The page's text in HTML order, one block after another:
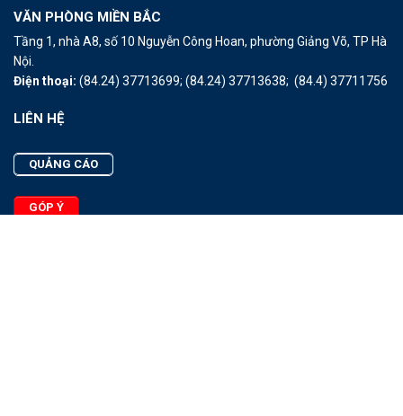
VĂN PHÒNG MIỀN BẮC
Tầng 1, nhà A8, số 10 Nguyễn Công Hoan, phường Giảng Võ, TP Hà
Nội.
Điện thoại: (84.24) 37713699; (84.24) 37713638; (84.4) 37711756
LIÊN HỆ
QUẢNG CÁO
GÓP Ý